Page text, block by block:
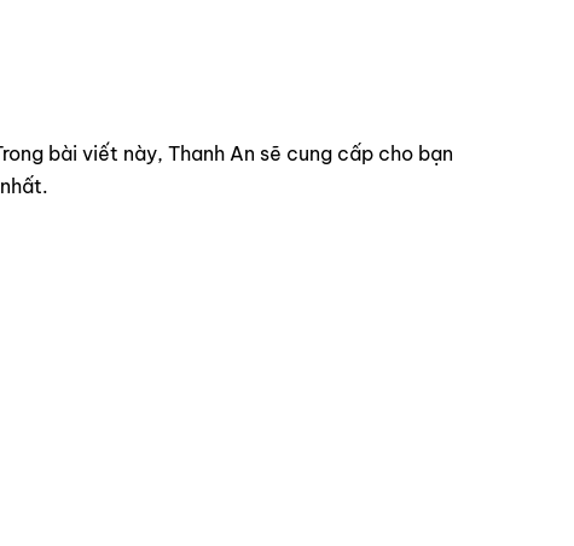
bài viết này, Thanh An sẽ cung cấp cho bạn